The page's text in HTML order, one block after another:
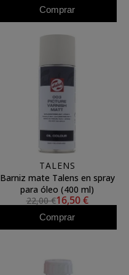
Comprar
TALENS
Barniz mate Talens en spray
para óleo (400 ml)
22,00 €16,50 €
Comprar